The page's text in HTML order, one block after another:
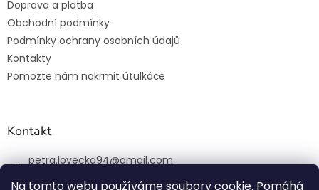
Na tomto webu používáme soubory cookie. Pomáhá
Doprava a platba
Obchodní podmínky
Podmínky ochrany osobních údajů
Kontakty
Pomozte nám nakrmit útulkáče
Kontakt
petra.lovecka94@gmail.com
+420 774 131 648